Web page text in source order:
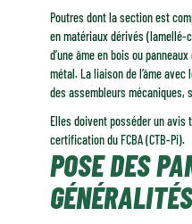
Poutres dont la section est
en matériaux dérivés
d’une âme en bois ou
métal. La liaison de l’âme
des assembleurs mécaniques,
Elles doivent posséder un avis
certification du FCBA (CTB-Pi).
POSE DES
GÉNÉRALITÉS